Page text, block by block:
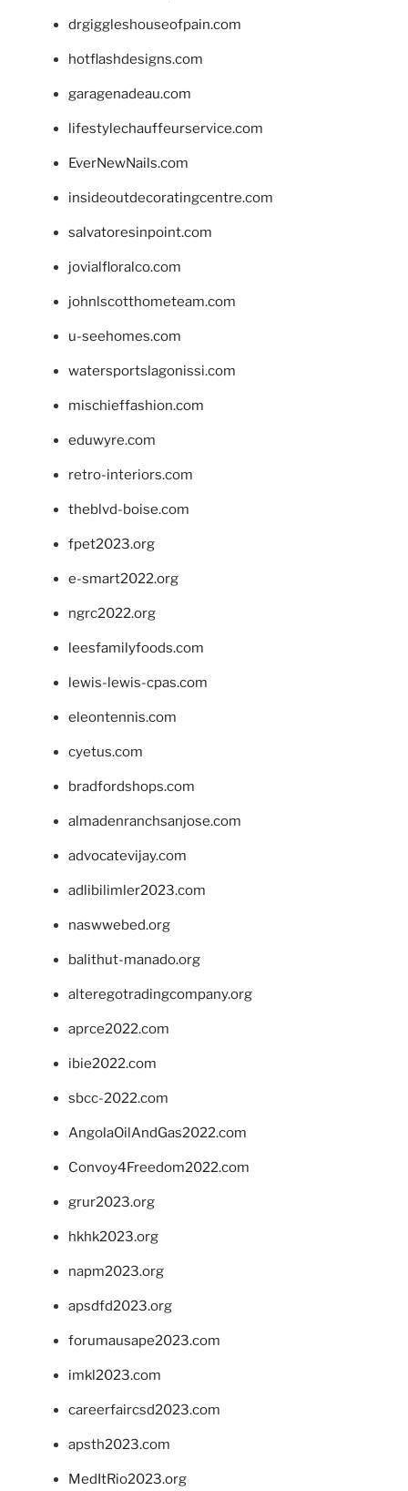
drgiggleshouseofpain.com
hotflashdesigns.com
garagenadeau.com
lifestylechauffeurservice.com
EverNewNails.com
insideoutdecoratingcentre.com
salvatoresinpoint.com
jovialfloralco.com
johnlscotthometeam.com
u-seehomes.com
watersportslagonissi.com
mischieffashion.com
eduwyre.com
retro-interiors.com
theblvd-boise.com
fpet2023.org
e-smart2022.org
ngrc2022.org
leesfamilyfoods.com
lewis-lewis-cpas.com
eleontennis.com
cyetus.com
bradfordshops.com
almadenranchsanjose.com
advocatevijay.com
adlibilimler2023.com
naswwebed.org
balithut-manado.org
alteregotradingcompany.org
aprce2022.com
ibie2022.com
sbcc-2022.com
AngolaOilAndGas2022.com
Convoy4Freedom2022.com
grur2023.org
hkhk2023.org
napm2023.org
apsdfd2023.org
forumausape2023.com
imkl2023.com
careerfaircsd2023.com
apsth2023.com
MedItRio2023.org